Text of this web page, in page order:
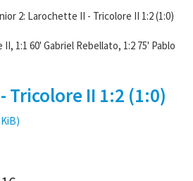
2: Larochette II - Tricolore II 1:2 (1:0)
1:1 60' Gabriel Rebellato, 1:2 75' Pablo
Tricolore II 1:2 (1:0)